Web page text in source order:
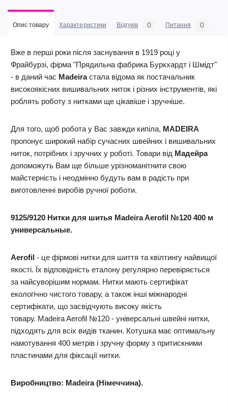
Опис товару Характеристики Відгуків 0 Питання 0
Вже в перші роки після заснування в 1919 році у
Фрайбурзі, фірма "Прядильна фабрика Буркхардт і Шмідт"
- в даний час Madeiraстала відома як постачальник
високоякісних вишивальних ниток і різних інструментів, які
роблять роботу з нитками ще цікавіше і зручніше.
Для того, щоб робота у Вас завжди кипіла, MADEIRA
пропонує широкий набір сучасних швейних і вишивальних
ниток, потрібних і зручних у роботі. Товари від Мадейра
допоможуть Вам ще більше урізноманітнити свою
майстерність і неодмінно будуть вам в радість при
виготовленні виробів ручної роботи.
9125/9120 Нитки для шитья Madeira Aerofil №120 400 м
универсальные.
Aerofil - це фірмові нитки для шиття та квілтингу найвищої
якості. Їх відповідність еталону регулярно перевіряється
за найсуворішим нормам. Нитки мають сертифікат
екологічно чистого товару, а також інші міжнародні
сертифікати, що засвідчують високу якість
товару. Madeira Aerofil №120 - універсальні швейні нитки,
підходять для всіх видів тканин. Котушка має оптимальну
намотування 400 метрів і зручну форму з притискними
пластинами для фіксації нитки.
Виробництво: Madeira (Німеччина).